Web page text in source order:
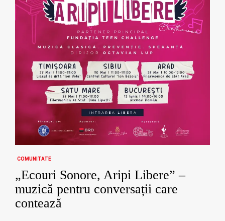
COMUNITATE
„Ecouri Sonore, Aripi Libere” –
muzică pentru conversații care
contează